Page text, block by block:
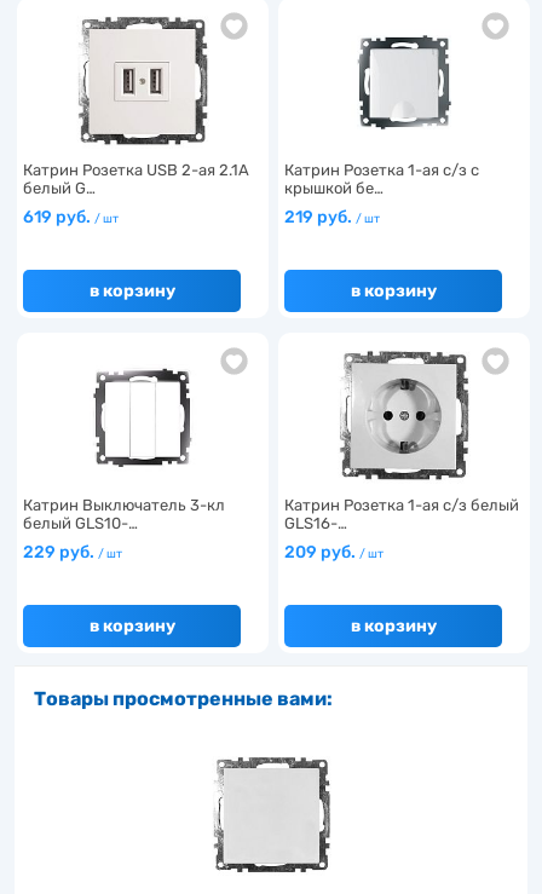
Катрин Розетка USB 2-ая 2.1A
белый G…
619 руб. / шт
в корзину
Катрин Розетка 1-ая с/з с
крышкой бе…
219 руб. / шт
в корзину
Катрин Выключатель 3-кл
белый GLS10-…
229 руб. / шт
в корзину
Катрин Розетка 1-ая с/з белый
GLS16-…
209 руб. / шт
в корзину
Товары просмотренные вами: